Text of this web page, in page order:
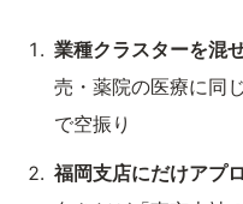
業種クラスターを混
売・薬院の医療に同
で空振り
福岡支店にだけアプ